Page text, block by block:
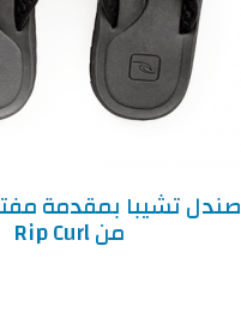
صندل تشيبا بمقدمة
من Rip Curl